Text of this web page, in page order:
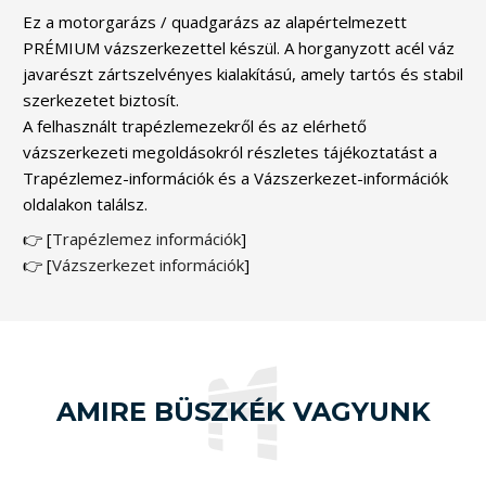
Ez a motorgarázs / quadgarázs az alapértelmezett
PRÉMIUM vázszerkezettel készül. A horganyzott acél váz
javarészt zártszelvényes kialakítású, amely tartós és stabil
szerkezetet biztosít.
A felhasznált trapézlemezekről és az elérhető
vázszerkezeti megoldásokról részletes tájékoztatást a
Trapézlemez-információk és a Vázszerkezet-információk
oldalakon találsz.
👉 [Trapézlemez információk]
👉 [Vázszerkezet információk]
AMIRE BÜSZKÉK VAGYUNK